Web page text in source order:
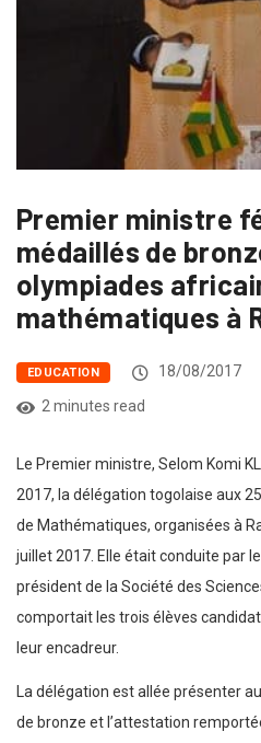
Premier ministre
médaillés de
olympiades
mathématiques à
EDUCATION 18/08/2017
2 minutes read
Le Premier ministre, Selom Komi
2017, la délégation togolaise aux
de Mathématiques, organisées à
juillet 2017. Elle était conduite par
président de la Société des
comportait les trois élèves
leur encadreur.
La délégation est allée présenter
de bronze et l’attestation